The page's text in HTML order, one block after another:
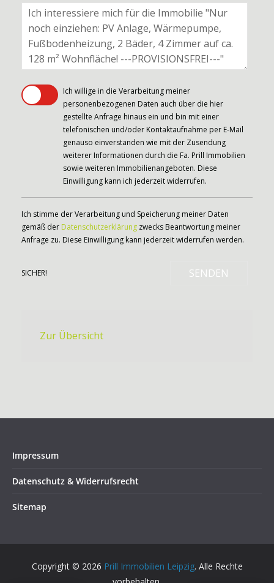
Ich willige in die Verarbeitung meiner
personenbezogenen Daten auch über die hier
gestellte Anfrage hinaus ein und bin mit einer
telefonischen und/oder Kontaktaufnahme per E-Mail
genauso einverstanden wie mit der Zusendung
weiterer Informationen durch die Fa. Prill Immobilien
sowie weiteren Immobilienangeboten. Diese
Einwilligung kann ich jederzeit widerrufen.
Ich stimme der Verarbeitung und Speicherung meiner Daten
gemäß der Datenschutzerklärung zwecks Beantwortung meiner
Anfrage zu. Diese Einwilligung kann jederzeit widerrufen werden.
SICHER! SENDEN
Zur Übersicht
Impressum
Datenschutz & Widerrufsrecht
Sitemap
Copyright © 2026 Prill Immobilien Leipzig. Alle Rechte